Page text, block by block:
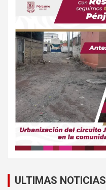
ULTIMAS NOTICIAS